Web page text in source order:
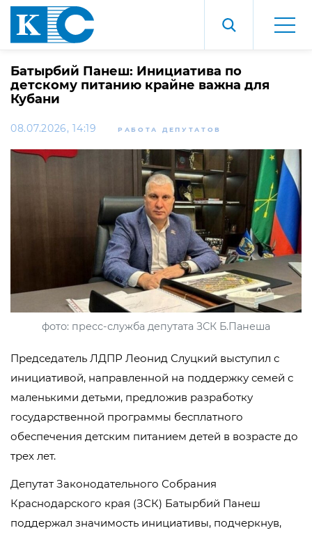
Батырбий Панеш: Инициатива по
детскому питанию крайне важна для
Кубани
08.07.2026, 14:19 РАБОТА ДЕПУТАТОВ
фото: пресс-служба депутата ЗСК Б.Панеша
Председатель ЛДПР Леонид Слуцкий выступил с
инициативой, направленной на поддержку семей с
маленькими детьми, предложив разработку
государственной программы бесплатного
обеспечения детским питанием детей в возрасте до
трех лет.
Депутат Законодательного Собрания
Краснодарского края (ЗСК) Батырбий Панеш
поддержал значимость инициативы, подчеркнув,